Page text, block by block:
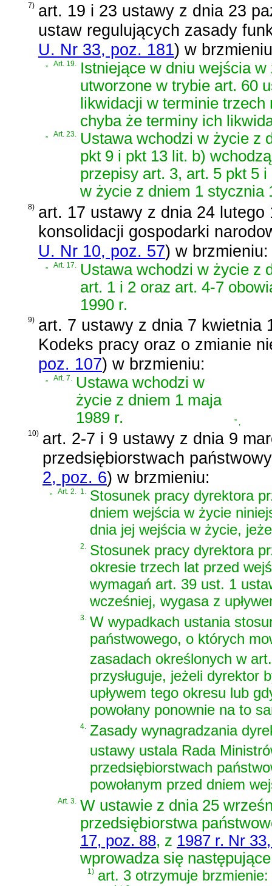
7) art. 19 i 23 ustawy z dnia 23
ustaw regulujących zasady
U. Nr 33, poz. 181) w
„ Art. 19. Istniejące w dniu wejścia
utworzone w trybie art. 60
likwidacji w terminie
chyba że terminy ich
„ Art. 23. Ustawa wchodzi w życie z
pkt 9 i pkt 13 lit. b)
przepisy art. 3, art. 5 pkt 5
w życie z dniem 1 stycznia
8) art. 17 ustawy z dnia 24
konsolidacji gospodarki
U. Nr 10, poz. 57) w brzmieniu:
Art. 17.
Ustawa wchodzi w życie z
art. 1 i 2 oraz art. 4-7
1990 r.
9) art. 7 ustawy z dnia 7 kwietnia
Kodeks pracy oraz o zmianie
poz. 107) w brzmieniu:
„ Art. 7. Ustawa wchodzi w
życie z dniem 1 maja
1989 r.
” ,
10) art. 2-7 i 9 ustawy z dnia 9
przedsiębiorstwach
2, poz. 6) w brzmieniu:
Art. 2. 1.
Stosunek pracy dyrektora
dniem wejścia w życie
dnia jej wejścia w życie,
2.
Stosunek pracy dyrektora
okresie trzech lat przed
wymagań art. 39 ust. 1
wcześniej, wygasa z
3.
W wypadkach ustania
państwowego, o których
zasadach określonych w
przysługuje, jeżeli dyrektor
upływem tego okresu lub
powołany ponownie na to
4. Zasady wynagradzania
ustawy ustala Rada
przedsiębiorstwach
powołanym przed dniem
Art. 3. W ustawie z dnia 25
przedsiębiorstwa
17, poz. 88, z 1987 r. Nr
wprowadza się
1) art. 3 otrzymuje brzmienie: